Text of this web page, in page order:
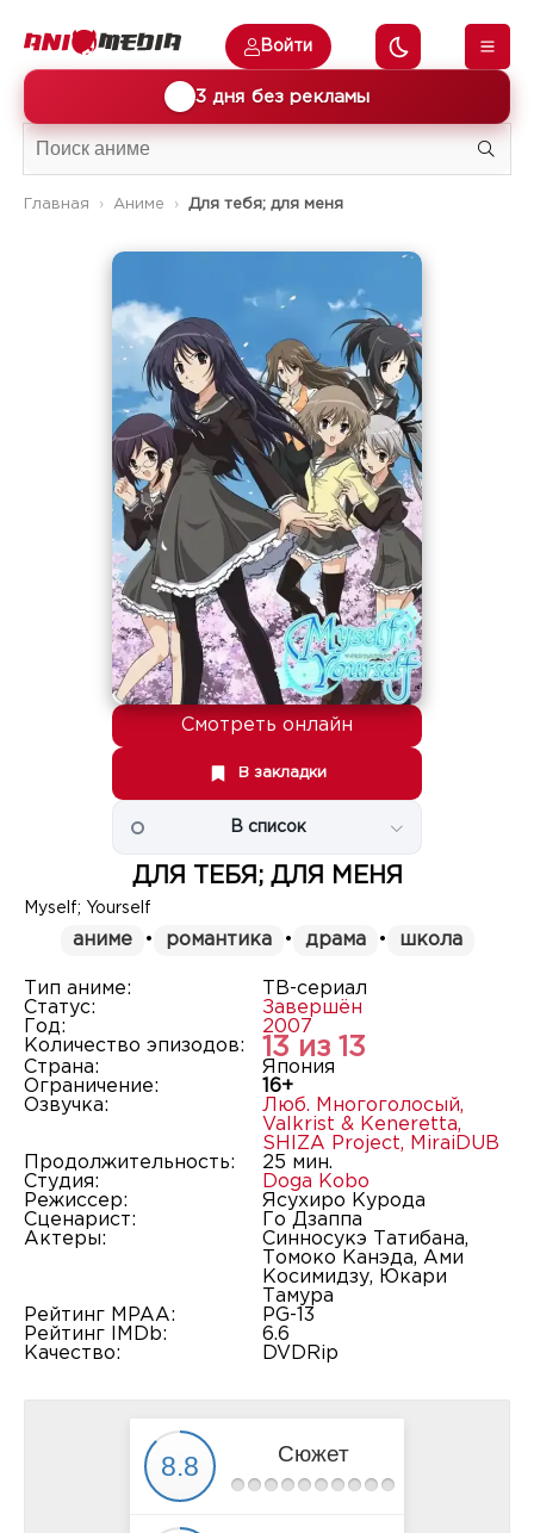
3 дня без рекламы
Войти
Главная Аниме Для тебя; для меня
Смотреть онлайн
В закладки
В список
ДЛЯ ТЕБЯ; ДЛЯ МЕНЯ
Myself; Yourself
аниме • романтика • драма • школа
Тип аниме:
ТВ-сериал
Статус:
Завершён
Год:
2007
Количество эпизодов:
13 из 13
Страна:
Япония
Ограничение:
16+
Озвучка:
Люб. Многоголосый,
Valkrist & Keneretta,
SHIZA Project, MiraiDUB
Продолжительность:
25 мин.
Студия:
Doga Kobo
Режиссер:
Ясухиро Курода
Сценарист:
Го Дзаппа
Актеры:
Синносукэ Татибана,
Томоко Канэда, Ами
Косимидзу, Юкари
Тамура
Рейтинг MPAA:
PG-13
Рейтинг IMDb:
6.6
Качество:
DVDRip
Сюжет